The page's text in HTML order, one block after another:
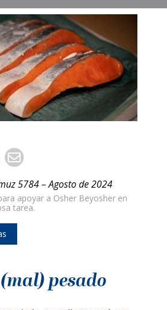
5784 – Agosto de 2024
apoyar a Osher Beyosher en
tarea.
pesado